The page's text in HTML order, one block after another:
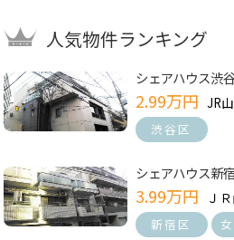
人気物件ランキング
シェアハウス渋
2.99万円 JR
渋谷区
シェアハウス新
3.99万円 Ｊ
新宿区